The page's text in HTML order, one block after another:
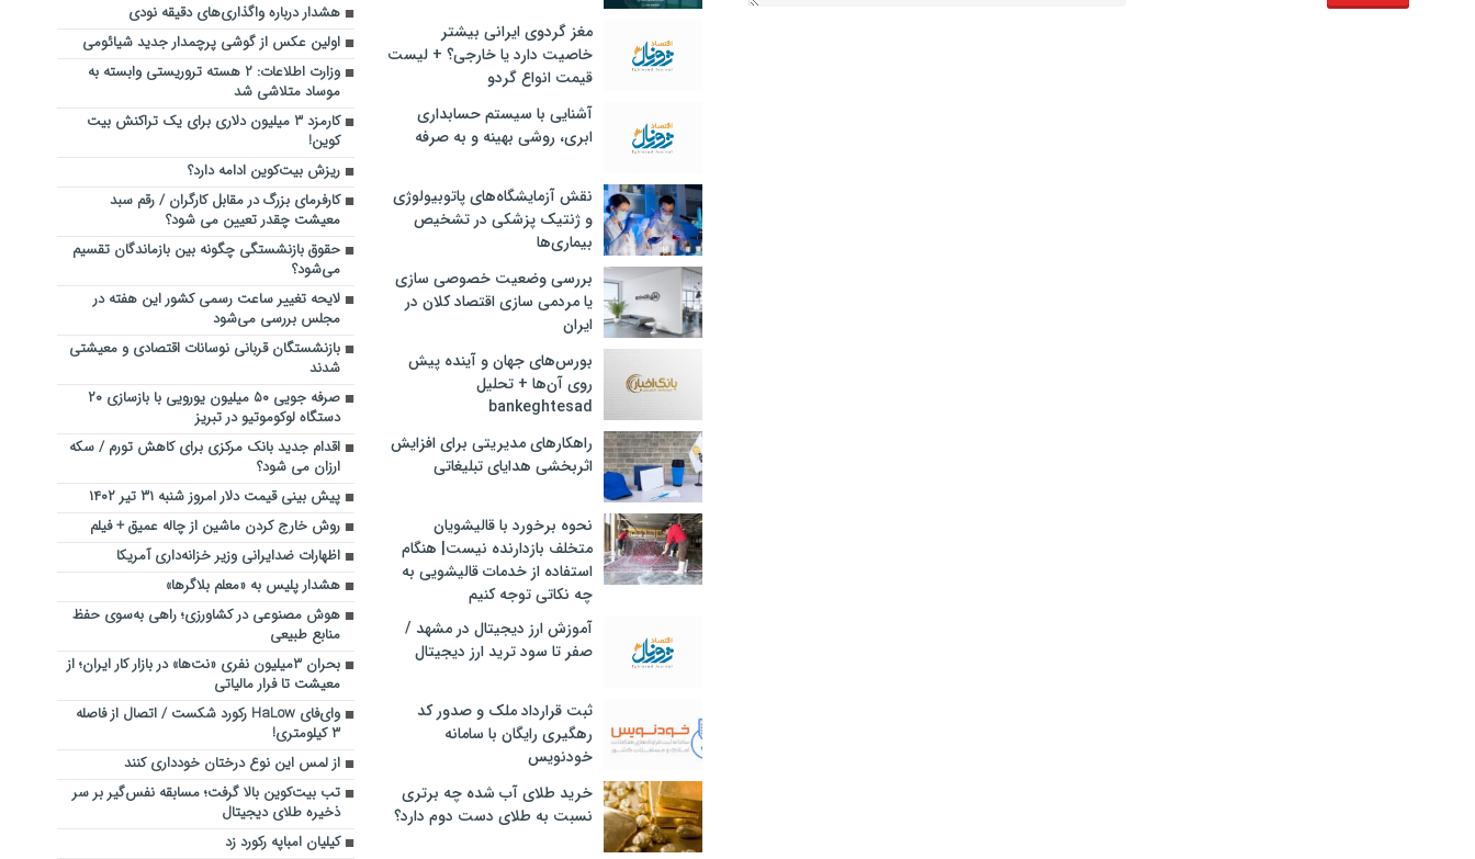
مغز گردوی ایرانی بیشتر
خاصیت دارد یا خارجی؟ + لیست
قیمت انواع گردو
آشنایی با سیستم حسابداری
ابری، روشی بهینه و به صرفه
نقش آزمایشگاه‌های پاتوبیولوژی
و ژنتیک پزشکی در تشخیص
بیماری‌ها
بررسی وضعیت خصوصی سازی
یا مردمی سازی اقتصاد کلان در
ایران
بورس‌های جهان و آینده پیش
روی آن‌ها + تحلیل
bankeghtesad
راهکارهای مدیریتی برای افزایش
اثربخشی هدایای تبلیغاتی
نحوه برخورد با قالیشویان
متخلف بازدارنده نیست| هنگام
استفاده از خدمات قالیشویی به
چه نکاتی توجه کنیم
آموزش ارز دیجیتال در مشهد /
صفر تا سود ترید ارز دیجیتال
ثبت قرارداد ملک و صدور کد
رهگیری رایگان با سامانه
خودنویس
خرید طلای آب شده چه برتری
نسبت به طلای دست دوم دارد؟
هشدار درباره واگذاری‌های دقیقه نودی
اولین عکس از گوشی پرچمدار جدید شیائومی
وزارت اطلاعات: ۲ هسته‌ تروریستی وابسته به
موساد متلاشی شد
کارمزد ۳ میلیون دلاری برای یک تراکنش بیت
کوین!
ریزش بیت‌کوین ادامه دارد؟
کارفرمای بزرگ در مقابل کارگران / رقم سبد
معیشت چقدر تعیین می شود؟
حقوق بازنشستگی چگونه بین بازماندگان تقسیم
می‌شود؟
لایحه تغییر ساعت رسمی کشور این هفته در
مجلس بررسی می‌شود
بازنشستگان قربانی نوسانات اقتصادی و معیشتی
شدند
صرفه جویی ۵۰ میلیون یورویی با بازسازی ۲۰
دستگاه لوکوموتیو در تبریز
اقدام جدید بانک مرکزی برای کاهش تورم / سکه
ارزان می شود؟
پیش بینی قیمت دلار امروز شنبه ۳۱ تیر ۱۴۰۲
روش خارج کردن ماشین از چاله عمیق + فیلم
اظهارات ضدایرانی وزیر خزانه‌داری آمریکا
هشدار پلیس به «معلم بلاگرها»
هوش مصنوعی در کشاورزی؛ راهی به‌سوی حفظ
منابع طبیعی
بحران ۳میلیون نفری «نت‌ها» در بازار کار ایران؛ از
معیشت تا فرار مالیاتی
وای‌فای HaLow رکورد شکست / اتصال از فاصله
۳ کیلومتری!
از لمس این نوع درختان خودداری کنند
تب بیت‌کوین بالا گرفت؛ مسابقه نفس‌گیر بر سر
ذخیره‌ طلای دیجیتال
کیلیان امباپه رکورد زد